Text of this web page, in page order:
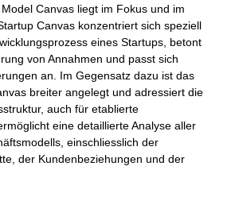
Canvas liegt im Fokus und im
Canvas konzentriert sich speziell
eines Startups, betont
von Annahmen und passt sich
an. Im Gegensatz dazu ist das
breiter angelegt und adressiert die
auch für etablierte
eine detaillierte Analyse aller
einschliesslich der
der Kundenbeziehungen und der